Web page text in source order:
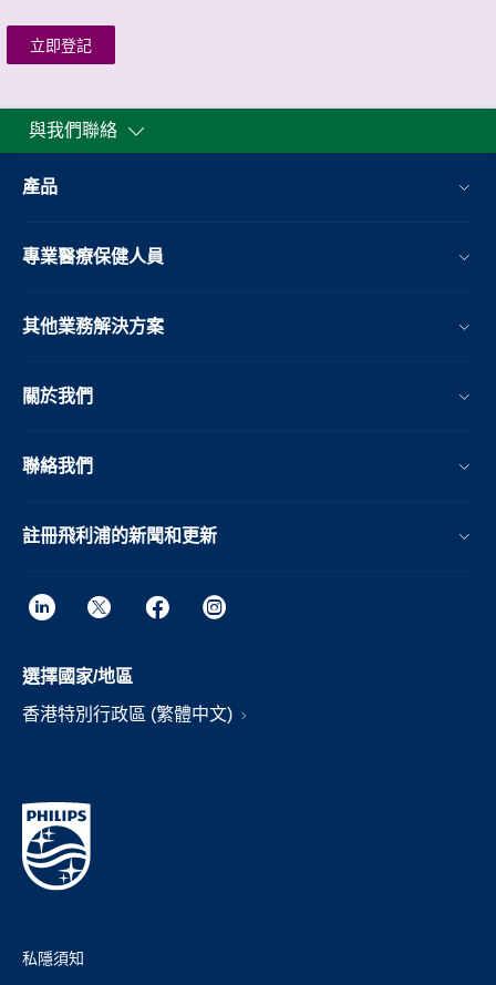
立即登記
與我們聯絡
產品
專業醫療保健人員
其他業務解決方案​
關於我們
聯絡我們
註冊飛利浦的新聞和更新
選擇國家/地區
香港特別行政區 (繁體中文)
私隱須知